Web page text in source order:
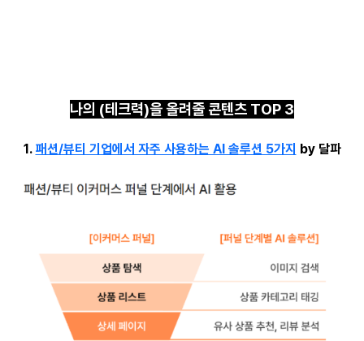
나의 (테크력)을 올려줄 콘텐츠 TOP 3
1. 패션/뷰티 기업에서 자주 사용하는 AI 솔루션 5가지 by 달파